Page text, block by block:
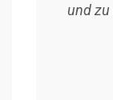
und